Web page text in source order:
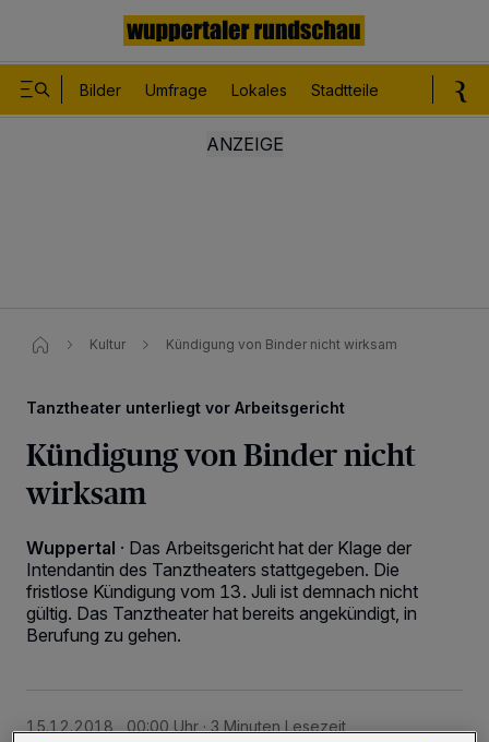
Bilder Umfrage Lokales Stadtteile
Kultur Kündigung von Binder nicht wirksam
Tanztheater unterliegt vor Arbeitsgericht
Kündigung von Binder nicht
wirksam
Wuppertal · Das Arbeitsgericht hat der Klage der
Intendantin des Tanztheaters stattgegeben. Die
fristlose Kündigung vom 13. Juli ist demnach nicht
gültig. Das Tanztheater hat bereits angekündigt, in
Berufung zu gehen.
15.12.2018 , 00:00 Uhr 3 Minuten Lesezeit